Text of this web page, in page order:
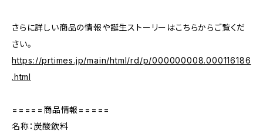
さらに詳しい商品の情報や誕生ストーリーはこちらからご覧くだ
さい。
https://prtimes.jp/main/html/rd/p/000000008.000116186
.html
=====商品情報=====
名称：炭酸飲料